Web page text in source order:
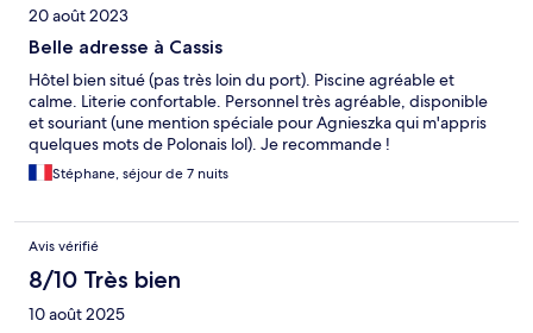
20 août 2023
Belle adresse à Cassis
Hôtel bien situé (pas très loin du port). Piscine agréable et
calme. Literie confortable. Personnel très agréable, disponible
et souriant (une mention spéciale pour Agnieszka qui m'appris
quelques mots de Polonais lol). Je recommande !
Stéphane, séjour de 7 nuits
Avis vérifié
8/10 Très bien
10 août 2025